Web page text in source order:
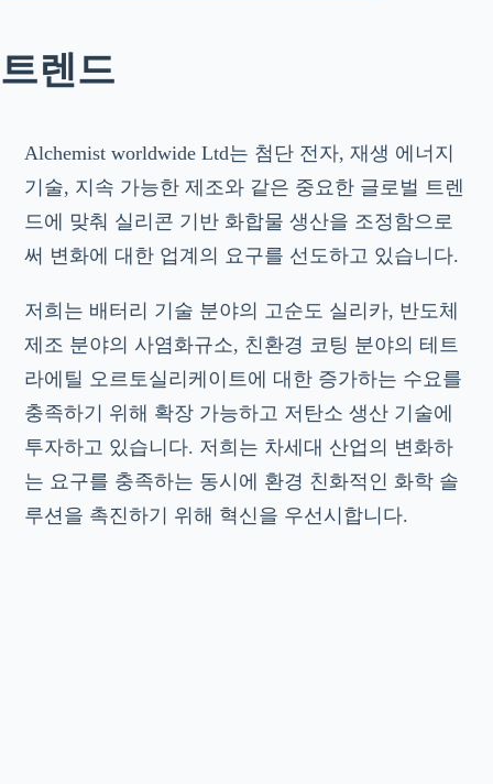
트렌드
Alchemist worldwide Ltd는 첨단 전자, 재생 에너지
기술, 지속 가능한 제조와 같은 중요한 글로벌 트렌
드에 맞춰 실리콘 기반 화합물 생산을 조정함으로
써 변화에 대한 업계의 요구를 선도하고 있습니다.
저희는 배터리 기술 분야의 고순도 실리카, 반도체
제조 분야의 사염화규소, 친환경 코팅 분야의 테트
라에틸 오르토실리케이트에 대한 증가하는 수요를
충족하기 위해 확장 가능하고 저탄소 생산 기술에
투자하고 있습니다. 저희는 차세대 산업의 변화하
는 요구를 충족하는 동시에 환경 친화적인 화학 솔
루션을 촉진하기 위해 혁신을 우선시합니다.